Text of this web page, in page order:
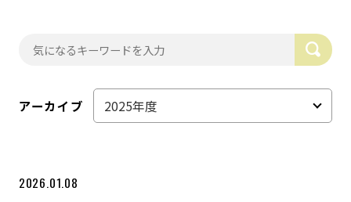
アーカイブ
2026.01.08